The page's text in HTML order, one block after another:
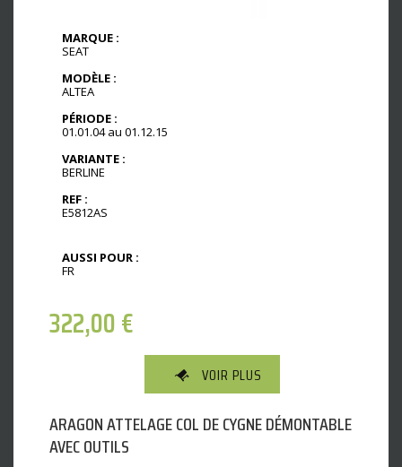
MARQUE :
SEAT
MODÈLE :
ALTEA
PÉRIODE :
01.01.04 au 01.12.15
VARIANTE :
BERLINE
REF :
E5812AS
AUSSI POUR :
FR
322,00€
VOIR PLUS
ARAGON ATTELAGE COL DE CYGNE DÉMONTABLE
AVEC OUTILS